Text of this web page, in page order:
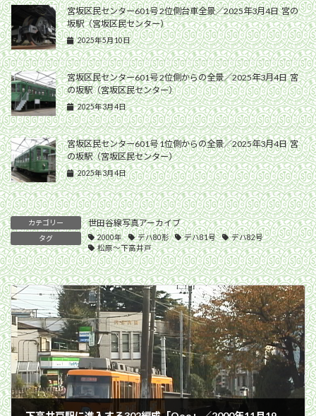
宮坂区民センター601号 2位側台車全景／2025年3月4日 宮の
坂駅（宮坂区民センター）
2025年5月10日
宮坂区民センター601号 2位側からの全景／2025年3月4日 宮
の坂駅（宮坂区民センター）
2025年3月4日
宮坂区民センター601号 1位側からの全景／2025年3月4日 宮
の坂駅（宮坂区民センター）
2025年3月4日
カテゴリー 世田谷線写真アーカイブ
タグ 2000年 デハ80形 デハ81号
デハ82号
松原〜下高井戸